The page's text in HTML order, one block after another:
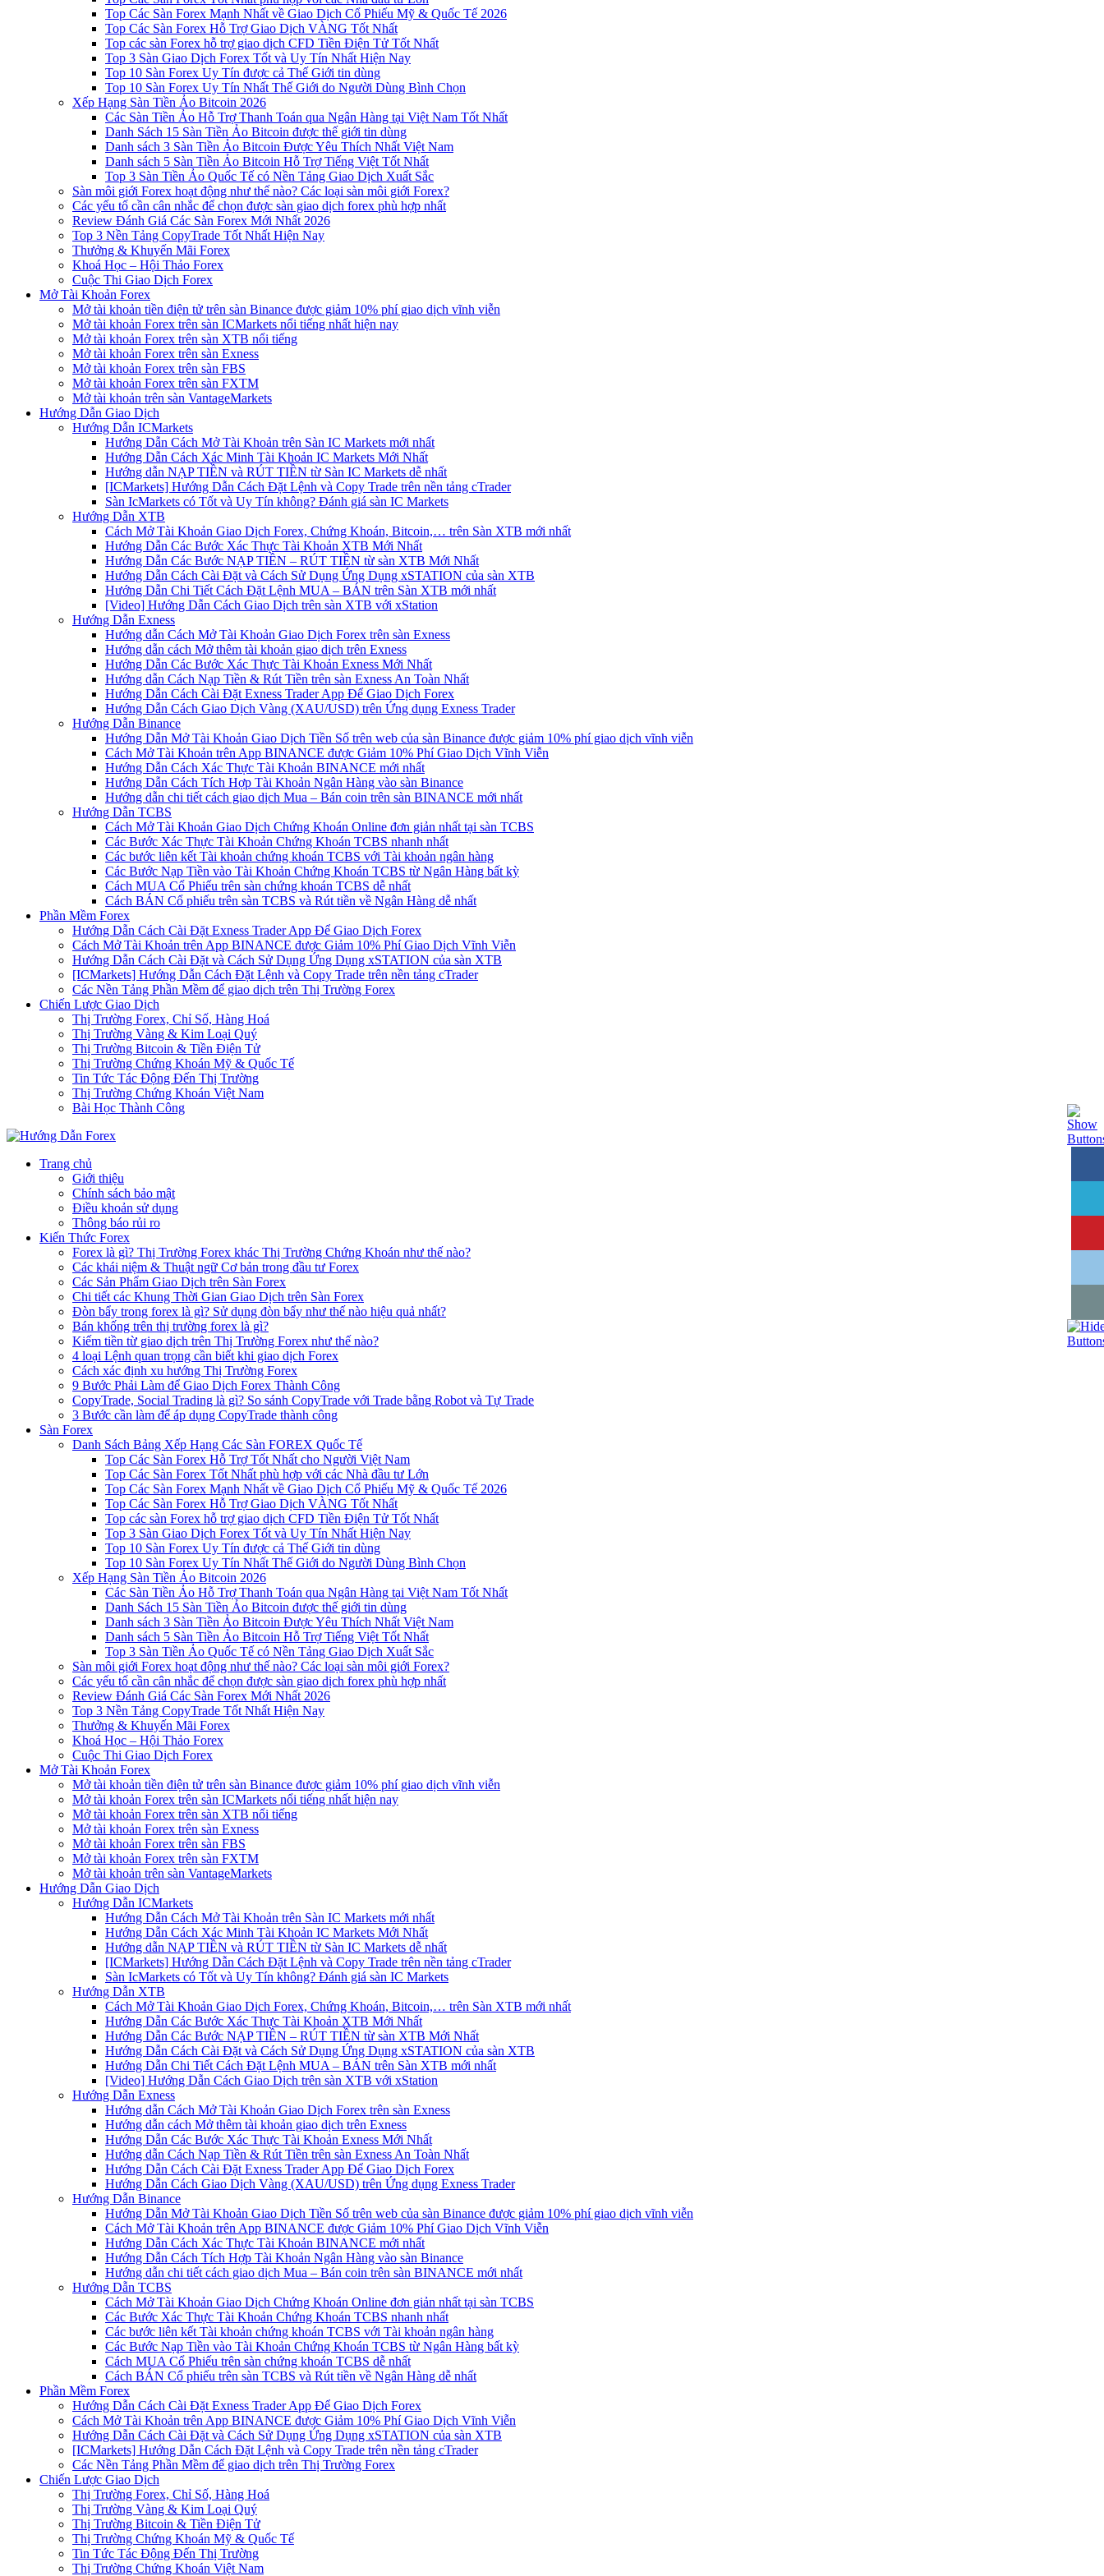
Top Các Sàn Forex Mạnh Nhất về Giao Dịch Cổ Phiếu Mỹ & Quốc Tế 2026
Top Các Sàn Forex Hỗ Trợ Giao Dịch VÀNG Tốt Nhất
Top các sàn Forex hỗ trợ giao dịch CFD Tiền Điện Tử Tốt Nhất
Top 3 Sàn Giao Dịch Forex Tốt và Uy Tín Nhất Hiện Nay
Top 10 Sàn Forex Uy Tín được cả Thế Giới tin dùng
Top 10 Sàn Forex Uy Tín Nhất Thế Giới do Người Dùng Bình Chọn
Xếp Hạng Sàn Tiền Ảo Bitcoin 2026
Các Sàn Tiền Ảo Hỗ Trợ Thanh Toán qua Ngân Hàng tại Việt Nam Tốt Nhất
Danh Sách 15 Sàn Tiền Ảo Bitcoin được thế giới tin dùng
Danh sách 3 Sàn Tiền Ảo Bitcoin Được Yêu Thích Nhất Việt Nam
Danh sách 5 Sàn Tiền Ảo Bitcoin Hỗ Trợ Tiếng Việt Tốt Nhất
Top 3 Sàn Tiền Ảo Quốc Tế có Nền Tảng Giao Dịch Xuất Sắc
Sàn môi giới Forex hoạt động như thế nào? Các loại sàn môi giới Forex?
Các yếu tố cần cân nhắc để chọn được sàn giao dịch forex phù hợp nhất
Review Đánh Giá Các Sàn Forex Mới Nhất 2026
Top 3 Nền Tảng CopyTrade Tốt Nhất Hiện Nay
Thưởng & Khuyến Mãi Forex
Khoá Học – Hội Thảo Forex
Cuộc Thi Giao Dịch Forex
Mở Tài Khoản Forex
Mở tài khoản tiền điện tử trên sàn Binance được giảm 10% phí giao dịch vĩnh viễn
Mở tài khoản Forex trên sàn ICMarkets nổi tiếng nhất hiện nay
Mở tài khoản Forex trên sàn XTB nổi tiếng
Mở tài khoản Forex trên sàn Exness
Mở tài khoản Forex trên sàn FBS
Mở tài khoản Forex trên sàn FXTM
Mở tài khoản trên sàn VantageMarkets
Hướng Dẫn Giao Dịch
Hướng Dẫn ICMarkets
Hướng Dẫn Cách Mở Tài Khoản trên Sàn IC Markets mới nhất
Hướng Dẫn Cách Xác Minh Tài Khoản IC Markets Mới Nhất
Hướng dẫn NẠP TIỀN và RÚT TIỀN từ Sàn IC Markets dễ nhất
[ICMarkets] Hướng Dẫn Cách Đặt Lệnh và Copy Trade trên nền tảng cTrader
Sàn IcMarkets có Tốt và Uy Tín không? Đánh giá sàn IC Markets
Hướng Dẫn XTB
Cách Mở Tài Khoản Giao Dịch Forex, Chứng Khoán, Bitcoin,… trên Sàn XTB mới nhất
Hướng Dẫn Các Bước Xác Thực Tài Khoản XTB Mới Nhất
Hướng Dẫn Các Bước NẠP TIỀN – RÚT TIỀN từ sàn XTB Mới Nhất
Hướng Dẫn Cách Cài Đặt và Cách Sử Dụng Ứng Dụng xSTATION của sàn XTB
Hướng Dẫn Chi Tiết Cách Đặt Lệnh MUA – BÁN trên Sàn XTB mới nhất
[Video] Hướng Dẫn Cách Giao Dịch trên sàn XTB với xStation
Hướng Dẫn Exness
Hướng dẫn Cách Mở Tài Khoản Giao Dịch Forex trên sàn Exness
Hướng dẫn cách Mở thêm tài khoản giao dịch trên Exness
Hướng Dẫn Các Bước Xác Thực Tài Khoản Exness Mới Nhất
Hướng dẫn Cách Nạp Tiền & Rút Tiền trên sàn Exness An Toàn Nhất
Hướng Dẫn Cách Cài Đặt Exness Trader App Để Giao Dịch Forex
Hướng Dẫn Cách Giao Dịch Vàng (XAU/USD) trên Ứng dụng Exness Trader
Hướng Dẫn Binance
Hướng Dẫn Mở Tài Khoản Giao Dịch Tiền Số trên web của sàn Binance được giảm 10% phí giao dịch vĩnh viễn
Cách Mở Tài Khoản trên App BINANCE được Giảm 10% Phí Giao Dịch Vĩnh Viễn
Hướng Dẫn Cách Xác Thực Tài Khoản BINANCE mới nhất
Hướng Dẫn Cách Tích Hợp Tài Khoản Ngân Hàng vào sàn Binance
Hướng dẫn chi tiết cách giao dịch Mua – Bán coin trên sàn BINANCE mới nhất
Hướng Dẫn TCBS
Cách Mở Tài Khoản Giao Dịch Chứng Khoán Online đơn giản nhất tại sàn TCBS
Các Bước Xác Thực Tài Khoản Chứng Khoán TCBS nhanh nhất
Các bước liên kết Tài khoản chứng khoán TCBS với Tài khoản ngân hàng
Các Bước Nạp Tiền vào Tài Khoản Chứng Khoán TCBS từ Ngân Hàng bất kỳ
Cách MUA Cổ Phiếu trên sàn chứng khoán TCBS dễ nhất
Cách BÁN Cổ phiếu trên sàn TCBS và Rút tiền về Ngân Hàng dễ nhất
Phần Mềm Forex
Hướng Dẫn Cách Cài Đặt Exness Trader App Để Giao Dịch Forex
Cách Mở Tài Khoản trên App BINANCE được Giảm 10% Phí Giao Dịch Vĩnh Viễn
Hướng Dẫn Cách Cài Đặt và Cách Sử Dụng Ứng Dụng xSTATION của sàn XTB
[ICMarkets] Hướng Dẫn Cách Đặt Lệnh và Copy Trade trên nền tảng cTrader
Các Nền Tảng Phần Mềm để giao dịch trên Thị Trường Forex
Chiến Lược Giao Dịch
Thị Trường Forex, Chỉ Số, Hàng Hoá
Thị Trường Vàng & Kim Loại Quý
Thị Trường Bitcoin & Tiền Điện Tử
Thị Trường Chứng Khoán Mỹ & Quốc Tế
Tin Tức Tác Động Đến Thị Trường
Thị Trường Chứng Khoán Việt Nam
Bài Học Thành Công
Trang chủ
Giới thiệu
Chính sách bảo mật
Điều khoản sử dụng
Thông báo rủi ro
Kiến Thức Forex
Forex là gì? Thị Trường Forex khác Thị Trường Chứng Khoán như thế nào?
Các khái niệm & Thuật ngữ Cơ bản trong đầu tư Forex
Các Sản Phẩm Giao Dịch trên Sàn Forex
Chi tiết các Khung Thời Gian Giao Dịch trên Sàn Forex
Đòn bẩy trong forex là gì? Sử dụng đòn bẩy như thế nào hiệu quả nhất?
Bán khống trên thị trường forex là gì?
Kiếm tiền từ giao dịch trên Thị Trường Forex như thế nào?
4 loại Lệnh quan trọng cần biết khi giao dịch Forex
Cách xác định xu hướng Thị Trường Forex
9 Bước Phải Làm để Giao Dịch Forex Thành Công
CopyTrade, Social Trading là gì? So sánh CopyTrade với Trade bằng Robot và Tự Trade
3 Bước cần làm để áp dụng CopyTrade thành công
Sàn Forex
Danh Sách Bảng Xếp Hạng Các Sàn FOREX Quốc Tế
Top Các Sàn Forex Hỗ Trợ Tốt Nhất cho Người Việt Nam
Top Các Sàn Forex Tốt Nhất phù hợp với các Nhà đầu tư Lớn
Top Các Sàn Forex Mạnh Nhất về Giao Dịch Cổ Phiếu Mỹ & Quốc Tế 2026
Top Các Sàn Forex Hỗ Trợ Giao Dịch VÀNG Tốt Nhất
Top các sàn Forex hỗ trợ giao dịch CFD Tiền Điện Tử Tốt Nhất
Top 3 Sàn Giao Dịch Forex Tốt và Uy Tín Nhất Hiện Nay
Top 10 Sàn Forex Uy Tín được cả Thế Giới tin dùng
Top 10 Sàn Forex Uy Tín Nhất Thế Giới do Người Dùng Bình Chọn
Xếp Hạng Sàn Tiền Ảo Bitcoin 2026
Các Sàn Tiền Ảo Hỗ Trợ Thanh Toán qua Ngân Hàng tại Việt Nam Tốt Nhất
Danh Sách 15 Sàn Tiền Ảo Bitcoin được thế giới tin dùng
Danh sách 3 Sàn Tiền Ảo Bitcoin Được Yêu Thích Nhất Việt Nam
Danh sách 5 Sàn Tiền Ảo Bitcoin Hỗ Trợ Tiếng Việt Tốt Nhất
Top 3 Sàn Tiền Ảo Quốc Tế có Nền Tảng Giao Dịch Xuất Sắc
Sàn môi giới Forex hoạt động như thế nào? Các loại sàn môi giới Forex?
Các yếu tố cần cân nhắc để chọn được sàn giao dịch forex phù hợp nhất
Review Đánh Giá Các Sàn Forex Mới Nhất 2026
Top 3 Nền Tảng CopyTrade Tốt Nhất Hiện Nay
Thưởng & Khuyến Mãi Forex
Khoá Học – Hội Thảo Forex
Cuộc Thi Giao Dịch Forex
Mở Tài Khoản Forex
Mở tài khoản tiền điện tử trên sàn Binance được giảm 10% phí giao dịch vĩnh viễn
Mở tài khoản Forex trên sàn ICMarkets nổi tiếng nhất hiện nay
Mở tài khoản Forex trên sàn XTB nổi tiếng
Mở tài khoản Forex trên sàn Exness
Mở tài khoản Forex trên sàn FBS
Mở tài khoản Forex trên sàn FXTM
Mở tài khoản trên sàn VantageMarkets
Hướng Dẫn Giao Dịch
Hướng Dẫn ICMarkets
Hướng Dẫn Cách Mở Tài Khoản trên Sàn IC Markets mới nhất
Hướng Dẫn Cách Xác Minh Tài Khoản IC Markets Mới Nhất
Hướng dẫn NẠP TIỀN và RÚT TIỀN từ Sàn IC Markets dễ nhất
[ICMarkets] Hướng Dẫn Cách Đặt Lệnh và Copy Trade trên nền tảng cTrader
Sàn IcMarkets có Tốt và Uy Tín không? Đánh giá sàn IC Markets
Hướng Dẫn XTB
Cách Mở Tài Khoản Giao Dịch Forex, Chứng Khoán, Bitcoin,… trên Sàn XTB mới nhất
Hướng Dẫn Các Bước Xác Thực Tài Khoản XTB Mới Nhất
Hướng Dẫn Các Bước NẠP TIỀN – RÚT TIỀN từ sàn XTB Mới Nhất
Hướng Dẫn Cách Cài Đặt và Cách Sử Dụng Ứng Dụng xSTATION của sàn XTB
Hướng Dẫn Chi Tiết Cách Đặt Lệnh MUA – BÁN trên Sàn XTB mới nhất
[Video] Hướng Dẫn Cách Giao Dịch trên sàn XTB với xStation
Hướng Dẫn Exness
Hướng dẫn Cách Mở Tài Khoản Giao Dịch Forex trên sàn Exness
Hướng dẫn cách Mở thêm tài khoản giao dịch trên Exness
Hướng Dẫn Các Bước Xác Thực Tài Khoản Exness Mới Nhất
Hướng dẫn Cách Nạp Tiền & Rút Tiền trên sàn Exness An Toàn Nhất
Hướng Dẫn Cách Cài Đặt Exness Trader App Để Giao Dịch Forex
Hướng Dẫn Cách Giao Dịch Vàng (XAU/USD) trên Ứng dụng Exness Trader
Hướng Dẫn Binance
Hướng Dẫn Mở Tài Khoản Giao Dịch Tiền Số trên web của sàn Binance được giảm 10% phí giao dịch vĩnh viễn
Cách Mở Tài Khoản trên App BINANCE được Giảm 10% Phí Giao Dịch Vĩnh Viễn
Hướng Dẫn Cách Xác Thực Tài Khoản BINANCE mới nhất
Hướng Dẫn Cách Tích Hợp Tài Khoản Ngân Hàng vào sàn Binance
Hướng dẫn chi tiết cách giao dịch Mua – Bán coin trên sàn BINANCE mới nhất
Hướng Dẫn TCBS
Cách Mở Tài Khoản Giao Dịch Chứng Khoán Online đơn giản nhất tại sàn TCBS
Các Bước Xác Thực Tài Khoản Chứng Khoán TCBS nhanh nhất
Các bước liên kết Tài khoản chứng khoán TCBS với Tài khoản ngân hàng
Các Bước Nạp Tiền vào Tài Khoản Chứng Khoán TCBS từ Ngân Hàng bất kỳ
Cách MUA Cổ Phiếu trên sàn chứng khoán TCBS dễ nhất
Cách BÁN Cổ phiếu trên sàn TCBS và Rút tiền về Ngân Hàng dễ nhất
Phần Mềm Forex
Hướng Dẫn Cách Cài Đặt Exness Trader App Để Giao Dịch Forex
Cách Mở Tài Khoản trên App BINANCE được Giảm 10% Phí Giao Dịch Vĩnh Viễn
Hướng Dẫn Cách Cài Đặt và Cách Sử Dụng Ứng Dụng xSTATION của sàn XTB
[ICMarkets] Hướng Dẫn Cách Đặt Lệnh và Copy Trade trên nền tảng cTrader
Các Nền Tảng Phần Mềm để giao dịch trên Thị Trường Forex
Chiến Lược Giao Dịch
Thị Trường Forex, Chỉ Số, Hàng Hoá
Thị Trường Vàng & Kim Loại Quý
Thị Trường Bitcoin & Tiền Điện Tử
Thị Trường Chứng Khoán Mỹ & Quốc Tế
Tin Tức Tác Động Đến Thị Trường
Thị Trường Chứng Khoán Việt Nam